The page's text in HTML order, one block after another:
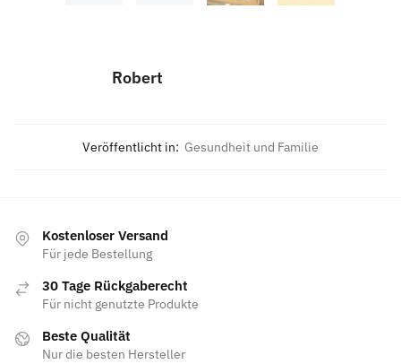
Robert
Veröffentlicht in: Gesundheit und Familie
Kostenloser Versand
Für jede Bestellung
30 Tage Rückgaberecht
Für nicht genutzte Produkte
Beste Qualität
Nur die besten Hersteller